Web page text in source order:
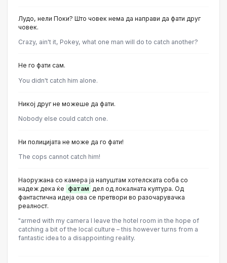
Лудо, нели Поки? Што човек нема да направи да фати друг
човек.
Crazy, ain't it, Pokey, what one man will do to catch another?
Не го фати сам.
You didn't catch him alone.
Никој друг не можеше да фати.
Nobody else could catch one.
Ни полицијата не може да го фати!
The cops cannot catch him!
Наоружана со камера ја напуштам хотелската соба со
надеж дека ќе фатам дел од локалната култура. Од
фантастична идеја ова се претвори во разочарувачка
реалност.
"armed with my camera I leave the hotel room in the hope of
catching a bit of the local culture – this however turns from a
fantastic idea to a disappointing reality.